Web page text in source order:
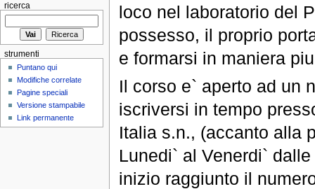
loco nel laboratorio del
possesso, il proprio
e formarsi in maniera
Il corso e` aperto ad un
iscriversi in tempo
Italia s.n., (accanto alla
Lunedi` al Venerdi`
inizio raggiunto il
ricerca
strumenti
Puntano qui
Modifiche correlate
Pagine speciali
Versione stampabile
Link permanente